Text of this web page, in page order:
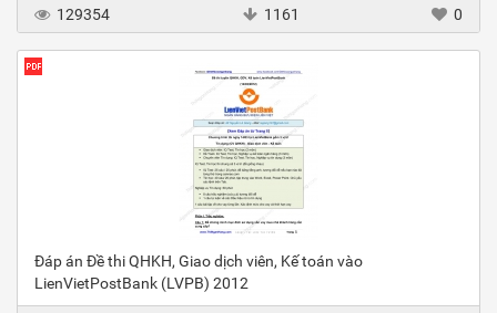
129354 1161 0
Đáp án Đề thi QHKH, Giao dịch viên, Kế toán vào
LienVietPostBank (LVPB) 2012